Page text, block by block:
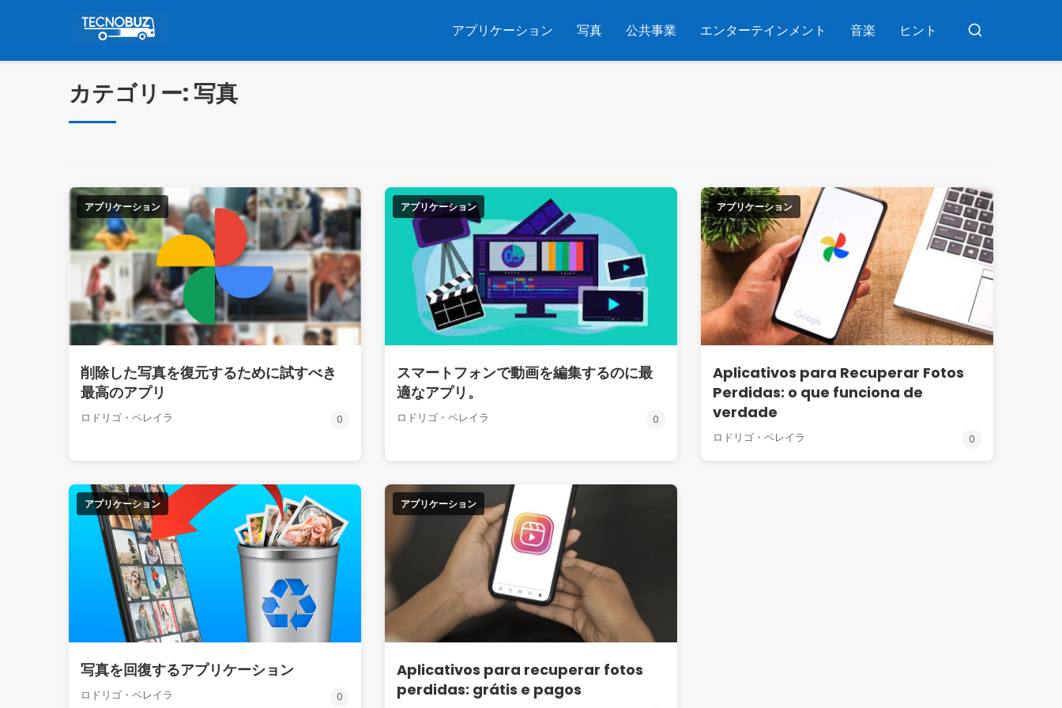
アプリケーション 写真 公共事業 エンターテインメント 音楽 ヒント
ブ
カ
カテゴリー: 写真
アプリケーション
削除した写真を復元するために試すべき
最高のアプリ
ロドリゴ・ペレイラ 0
アプリケーション
スマートフォンで動画を編集するのに最
適なアプリ。
ロドリゴ・ペレイラ 0
アプリケーション
Aplicativos para Recuperar Fotos
Perdidas: o que funciona de
verdade
ロドリゴ・ペレイラ 0
アプリケーション
写真を回復するアプリケーション
ロドリゴ・ペレイラ 0
アプリケーション
Aplicativos para recuperar fotos
perdidas: grátis e pagos